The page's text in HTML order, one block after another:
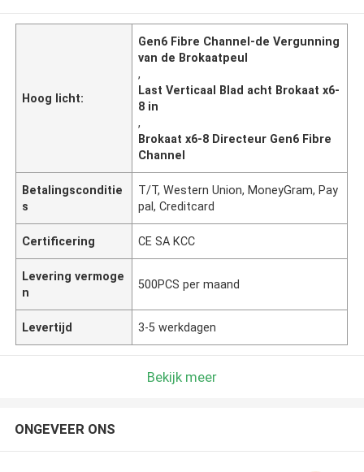
Hoog licht:
Gen6 Fibre Channel-de Vergunning
van de Brokaatpeul
,
Last Verticaal Blad acht Brokaat x6-
8 in
,
Brokaat x6-8 Directeur Gen6 Fibre
Channel
Betalingsconditie
s
T/T, Western Union, MoneyGram, Pay
pal, Creditcard
Certificering CE SA KCC
Levering vermoge
n
500PCS per maand
Levertijd 3-5 werkdagen
Bekijk meer
ONGEVEER ONS